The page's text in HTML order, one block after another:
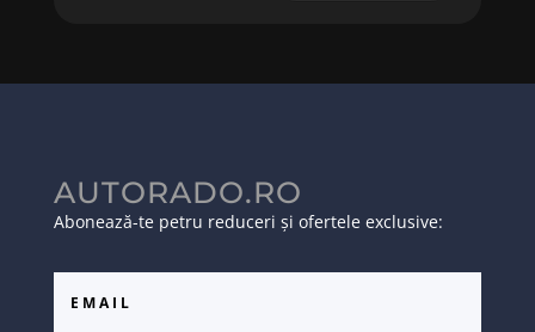
AUTORADO.RO
Abonează-te petru reduceri și ofertele exclusive: